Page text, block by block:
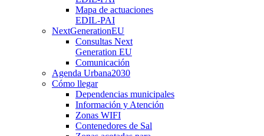
Mapa de actuaciones
EDIL-PAI
NextGenerationEU
Consultas Next
Generation EU
Comunicación
Agenda Urbana2030
Cómo llegar
Dependencias municipales
Información y Atención
Zonas WIFI
Contenedores de Sal